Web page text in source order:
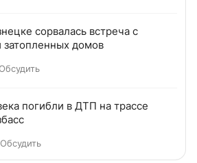
сорвалась встреча с
домов
погибли в ДТП на трассе
Обсудить